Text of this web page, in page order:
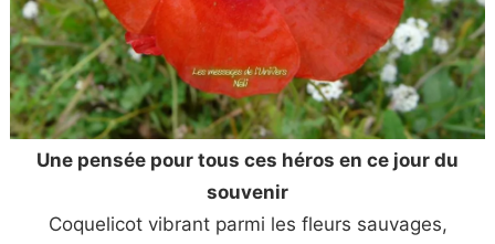
Une pensée pour tous ces héros en ce jour du
souvenir
Coquelicot vibrant parmi les fleurs sauvages,